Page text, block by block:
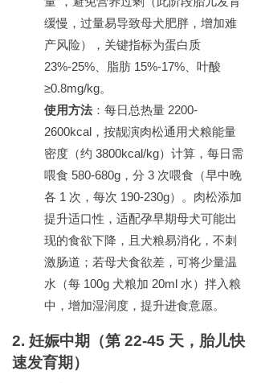
缓慢，过量易导致母犬肥胖，增加难
产风险），关键指标为蛋白质
23%-25% 、脂肪 15%-17% 、叶酸
≥0.8mg/kg。
使用方法 ：每日总热量 2200-
2600kcal ，按靓演肉松通用犬粮能量
密度（约 3800kcal/kg）计算，每日需
喂食 580-680g ，分 3 次喂食（早中晚
各 1 次，每次 190-230g）。肉松添加
提升适口性，适配孕早期母犬可能出
现的食欲下降，且犬粮易消化，不刺
激肠道；若母犬食欲差，可将少量温
水（每 100g 犬粮加 20ml 水）拌入粮
中，增加湿润度，提升进食意愿。
2. 妊娠中期（第 22-45 天，胎儿快
速发育期）